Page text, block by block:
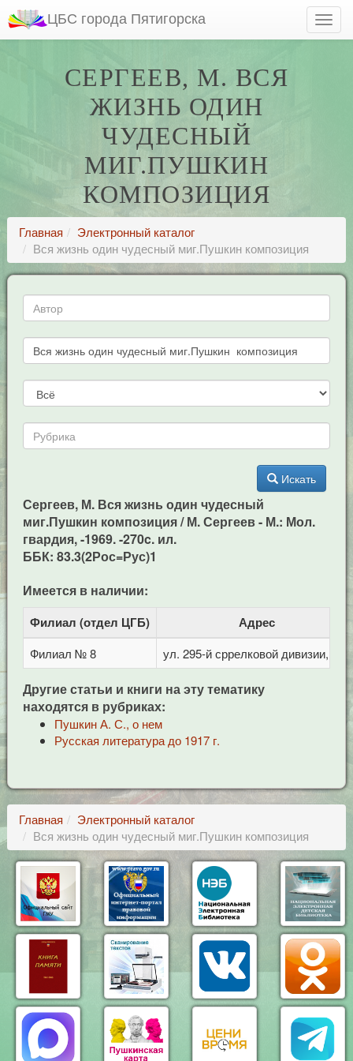
ЦБС города Пятигорска
СЕРГЕЕВ, М. ВСЯ
ЖИЗНЬ ОДИН
ЧУДЕСНЫЙ
МИГ.ПУШКИН
КОМПОЗИЦИЯ
Главная
Электронный каталог
Вся жизнь один чудесный миг.Пушкин композиция
Искать
Сергеев, М. Вся жизнь один чудесный
миг.Пушкин композиция / М. Сергеев - М.: Мол.
гвардия, -1969. -270c. ил.
ББК: 83.3(2Рос=Рус)1
Имеется в наличии:
Филиал (отдел ЦГБ) Адрес
Филиал № 8 ул. 295-й сррелковой дивизии, 114
Другие статьи и книги на эту тематику
находятся в рубриках:
Пушкин А. С., о нем
Русская литература до 1917 г.
Главная
Электронный каталог
Вся жизнь один чудесный миг.Пушкин композиция